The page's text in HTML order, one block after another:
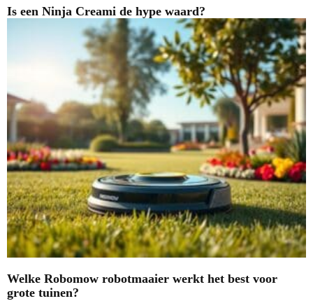
Is een Ninja Creami de hype waard?
Welke Robomow robotmaaier werkt het best voor
grote tuinen?